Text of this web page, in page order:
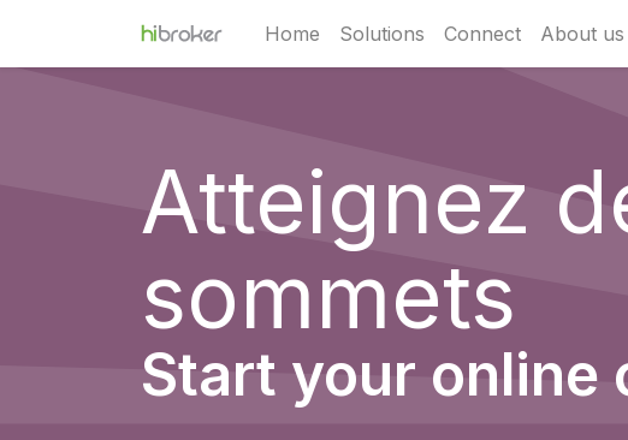
Home Solutions Connect About us
Atteignez
sommets
Start your online